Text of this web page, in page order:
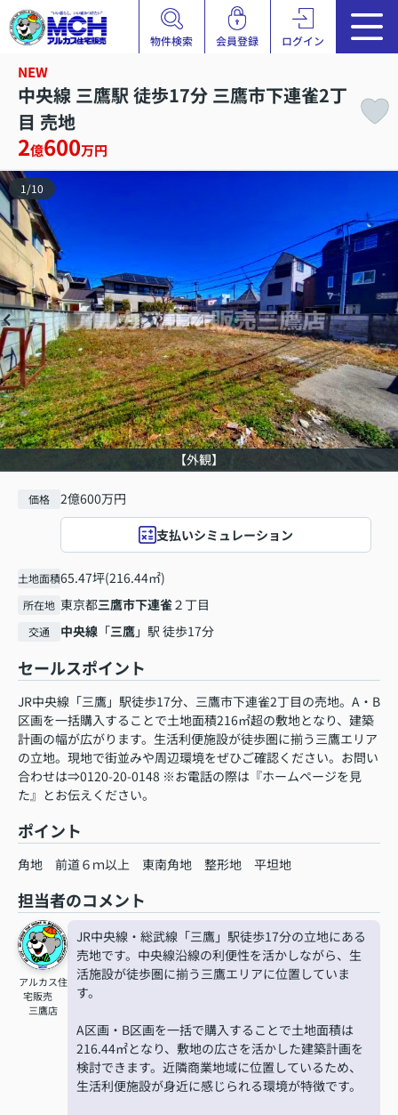
物件検索 会員登録 ログイン
NEW
中央線 三鷹駅 徒歩17分 三鷹市下連雀2丁
目 売地
2億600万円
【外観】
1/10
価格 2億600万円
支払いシミュレーション
土地面積65.47坪(216.44㎡)
所在地 東京都三鷹市下連雀２丁目
交通 中央線 「三鷹」駅 徒歩17分
セールスポイント
JR中央線「三鷹」駅徒歩17分、三鷹市下連雀2丁目の売地。A・B
区画を一括購入することで土地面積216㎡超の敷地となり、建築
計画の幅が広がります。生活利便施設が徒歩圏に揃う三鷹エリア
の立地。現地で街並みや周辺環境をぜひご確認ください。お問い
合わせは⇒0120-20-0148 ※お電話の際は『ホームページを見
た』とお伝えください。
ポイント
角地 前道６ｍ以上 東南角地 整形地 平坦地
担当者のコメント
アルカス住
宅販売
三鷹店
JR中央線・総武線「三鷹」駅徒歩17分の立地にある
売地です。中央線沿線の利便性を活かしながら、生
活施設が徒歩圏に揃う三鷹エリアに位置していま
す。
A区画・B区画を一括で購入することで土地面積は
216.44㎡となり、敷地の広さを活かした建築計画を
検討できます。近隣商業地域に位置しているため、
生活利便施設が身近に感じられる環境が特徴です。